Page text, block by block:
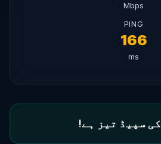
Mbps
PING
166
ms
کی سپیڈ تیز ہے!